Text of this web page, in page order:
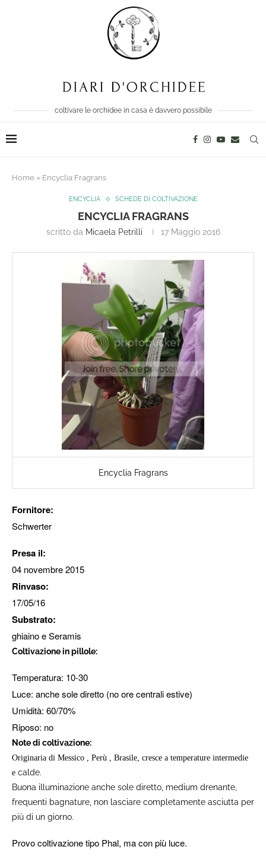
coltivare le orchidee in casa è davvero possibile
Home » Encyclia Fragrans
ENCYCLIA SCHEDE DI COLTIVAZIONE
ENCYCLIA FRAGRANS
scritto da Micaela Petrilli 17 Maggio 2016
Encyclia Fragrans
Fornitore:
Schwerter​
Presa il:
04 novembre 2015
Rinvaso:
17/05/16
Substrato:
ghiaino e Seramis
Coltivazione in pillole:
Temperatura: 10-30
Luce: anche sole diretto (no ore centrali estive)
Umidità: 60/70%
Riposo: no
Note di coltivazione:
Originaria di Messico , Perù , Brasile, cresce a temperature intermedie
e calde.
Buona illuminazione anche sole diretto, medium drenante,
frequenti bagnature, non lasciare completamente asciutta per
più di un giorno.
Provo coltivazione tipo Phal, ma con più luce.